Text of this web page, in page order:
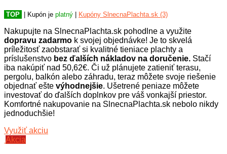
TOP | Kupón je platný Kupóny SlnecnaPlachta.sk (3)
Nakupujte na SlnecnaPlachta.sk pohodlne a využite
dopravu zadarmo k svojej objednávke! Je to skvelá
príležitosť zaobstarať si kvalitné tieniace plachty a
príslušenstvo bez ďalších nákladov na doručenie. Stačí
iba nakúpiť nad 50,62€. Či už plánujete zatieniť terasu,
pergolu, balkón alebo záhradu, teraz môžete svoje riešenie
objednať ešte výhodnejšie. Ušetrené peniaze môžete
investovať do ďalších doplnkov pre váš vonkajší priestor.
Komfortné nakupovanie na SlnecnaPlachta.sk nebolo nikdy
jednoduchšie!
Využiť akciu
Akcia